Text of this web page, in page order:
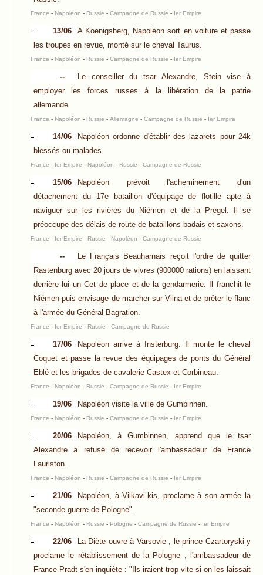
France - Napoléon - Russie - Campagne de Russie - Ier Empire
13/06
A Koenigsberg, Napoléon sort en voiture et passe
les troupes en revue, monté sur le cheval Taurus.
France - Napoléon - Russie - Campagne de Russie - Ier Empire
--
Le conseiller du tsar Alexandre, Stein vise à
employer les forces russes à la libération de la patrie
allemande.
France - Napoléon - Russie - Allemagne - Campagne de Russie - Ier Empire
14/06
Napoléon ordonne d'établir des lazarets pour 24k
blessés ou malades.
France - Ier Empire - Napoléon - Russie - Campagne de Russie
15/06
Napoléon prévoit l'acheminement d'un
détachement du 17e bataillon d'équipage de flotille apte à
naviguer sur les rivières du Niémen et de la Pregel. Il se
préoccupe des délais de route de bataillons badais et saxons.
France - Ier Empire - Russie - Napoléon - Campagne de Russie
--
Le Français Beauharnais reçoit l'ordre de quitter
Rastenburg avec 20 jours de vivres (900000 rations) en laissant
derrière lui un Cet de place et de la gendarmerie. Il franchit le
Niémen puis envisage de marcher sur Vilna et de prêter le flanc
à l'armée du Général Bagration.
France - Ier Empire - Russie - Campagne de Russie
17/06
Napoléon arrive à Insterburg. Il monte le cheval
Coquet et passe la revue des équipages de ponts du Général
Eblé et les brigades de cavalerie Castex et Corbineau.
France - Napoléon - Russie - Campagne de Russie - Ier Empire
19/06 Napoléon visite la ville de Gumbinnen.
France - Napoléon - Russie - Campagne de Russie - Ier Empire
20/06
Napoléon, à Gumbinnen, apprend que le tsar
Alexandre a refusé de recevoir l'ambassadeur de France
Lauriston.
France - Napoléon - Russie - Campagne de Russie - Ier Empire
21/06
Napoléon, à Vilkavi¨kis, proclame à son armée la
"seconde guerre de Pologne".
France - Napoléon - Russie - Pologne - Campagne de Russie - Ier Empire
22/06
La Diète ouvre à Varsovie ; le prince Czartoryski y
proclame le rétablissement de la Pologne ; l'ambassadeur de
France Pradt s'en inquiète : "Ils iraient trop vite si on les laissait